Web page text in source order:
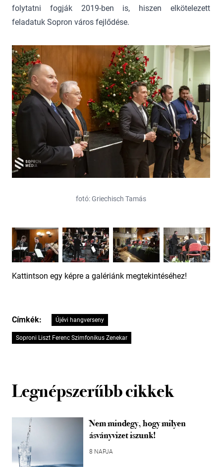
folytatni fogják 2019-ben is, hiszen elkötelezett
feladatuk Sopron város fejlődése.
fotó: Griechisch Tamás
Kattintson egy képre a galériánk megtekintéséhez!
Címkék: Újévi hangverseny
Soproni Liszt Ferenc Szimfonikus Zenekar
Legnépszerűbb cikkek
Nem mindegy, hogy milyen
ásványvizet iszunk!
8 NAPJA